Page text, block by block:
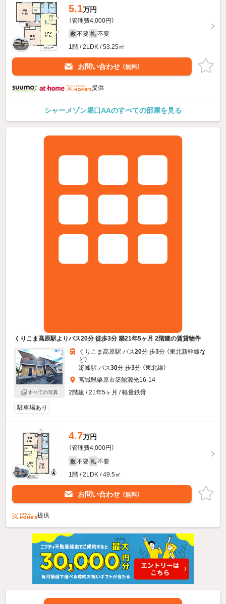
5.1万円
（管理費4,000円）
敷 不要 礼 不要
1階 / 2LDK / 53.25㎡
お問い合わせ （無料）
提供
シャーメゾン堀口AAのすべての部屋を見る
くりこま高原駅よりバス20分 徒歩3分 築21年5ヶ月 2階建の賃貸物件
すべての写真
くりこま高原駅 バス20分 歩3分 （東北新幹線な
ど）
瀬峰駅 バス30分 歩3分 （東北線）
宮城県栗原市築館源光16-14
2階建 / 21年5ヶ月 / 軽量鉄骨
駐車場あり
4.7万円
（管理費4,000円）
敷 不要 礼 不要
1階 / 2LDK / 49.5㎡
お問い合わせ （無料）
提供